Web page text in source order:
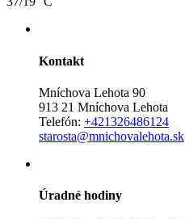
Kontakt
Mníchova Lehota 90
913 21 Mníchova Lehota
Telefón: +421326486124
starosta@mnichovalehota.sk
Úradné hodiny